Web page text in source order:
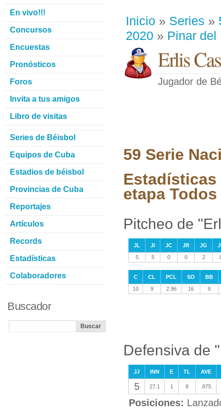
Inicio » Series »
2020 » Pinar del
Erlis
Jugador de
59 Serie
Estadísticas
etapa
Pitcheo de
JL JI JC JR JG
5
5 0 0 2
C CL PCL SO
BB
10
9 2.96 16 9
Defensiva de
JJ INN E TL AVE
5 27.1 1 8 .875
Posiciones:
En vivo!!!
Concursos
Encuestas
Pronósticos
Foros
Invita a tus amigos
Libro de visitas
Series de Béisbol
Equipos de Cuba
Estadios de béisbol
Provincias de Cuba
Reportajes
Artículos
Records
Estadísticas
Colaboradores
Buscador